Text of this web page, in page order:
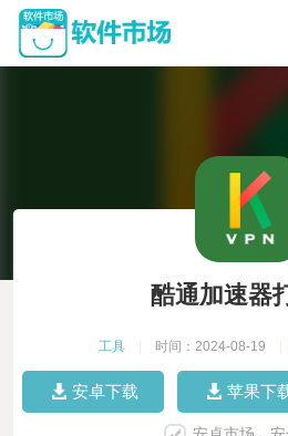
酷通加速器
工具 时间：2024-08-19
安卓下载 苹果下